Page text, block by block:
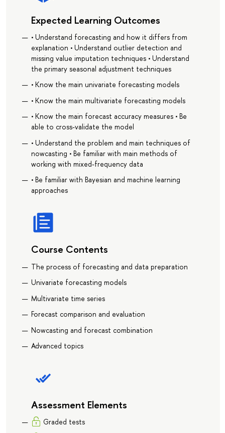
Expected Learning Outcomes
• Understand forecasting and how it differs from
explanation • Understand outlier detection and
missing value imputation techniques • Understand
the primary seasonal adjustment techniques
• Know the main univariate forecasting models
• Know the main multivariate forecasting models
• Know the main forecast accuracy measures • Be
able to cross-validate the model
• Understand the problem and main techniques of
nowcasting • Be familiar with main methods of
working with mixed-frequency data
• Be familiar with Bayesian and machine learning
approaches
Course Contents
The process of forecasting and data preparation
Univariate forecasting models
Multivariate time series
Forecast comparison and evaluation
Nowcasting and forecast combination
Advanced topics
Assessment Elements
Graded tests